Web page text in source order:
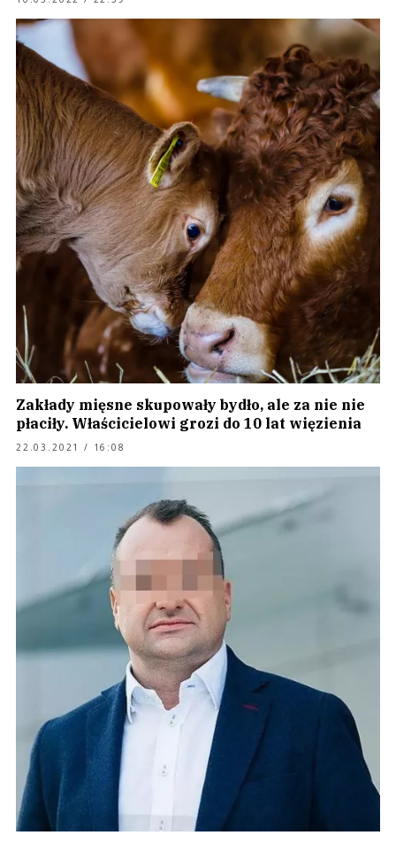
Zakłady mięsne skupowały bydło, ale za nie nie
płaciły. Właścicielowi grozi do 10 lat więzienia
22.03.2021 / 16:08